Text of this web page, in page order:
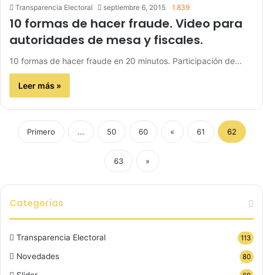
Transparencia Electoral septiembre 6, 2015 1.839
10 formas de hacer fraude. Video para
autoridades de mesa y fiscales.
10 formas de hacer fraude en 20 minutos. Participación de…
Leer más »
Primero ... 50 60 « 61 62
63 »
Categorías
Transparencia Electoral 113
Novedades 80